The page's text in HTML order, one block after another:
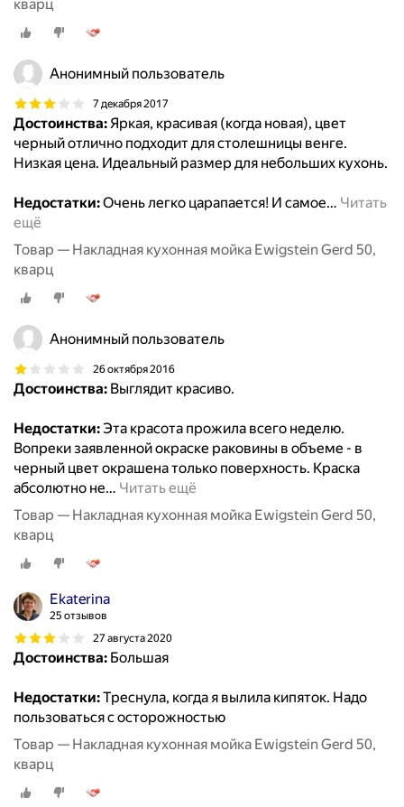
кварц
Анонимный пользователь
7 декабря 2017
Достоинства:Яркая, красивая (когда новая), цвет
черный отлично подходит для столешницы венге.
Низкая цена. Идеальный размер для небольших кухонь.
Недостатки:Очень легко царапается! И самое… Читать
ещё
Товар — Накладная кухонная мойка Ewigstein Gerd 50,
кварц
Анонимный пользователь
26 октября 2016
Достоинства: Выглядит красиво.
Недостатки:Эта красота прожила всего неделю.
Вопреки заявленной окраске раковины в объеме - в
черный цвет окрашена только поверхность. Краска
абсолютно не… Читать ещё
Товар — Накладная кухонная мойка Ewigstein Gerd 50,
кварц
Ekaterina
25 отзывов
27 августа 2020
Достоинства: Большая
Недостатки:Треснула, когда я вылила кипяток. Надо
пользоваться с осторожностью
Товар — Накладная кухонная мойка Ewigstein Gerd 50,
кварц